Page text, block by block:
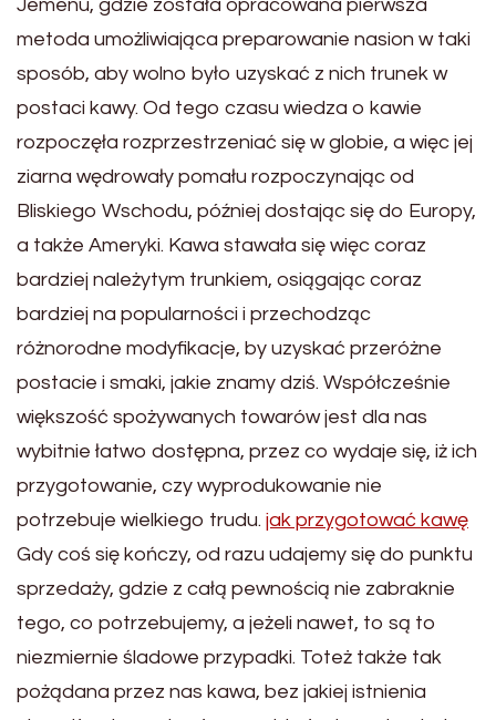
Jemenu, gdzie została opracowana pierwsza
metoda umożliwiająca preparowanie nasion w taki
sposób, aby wolno było uzyskać z nich trunek w
postaci kawy. Od tego czasu wiedza o kawie
rozpoczęła rozprzestrzeniać się w globie, a więc jej
ziarna wędrowały pomału rozpoczynając od
Bliskiego Wschodu, później dostając się do Europy,
a także Ameryki. Kawa stawała się więc coraz
bardziej należytym trunkiem, osiągając coraz
bardziej na popularności i przechodząc
różnorodne modyfikacje, by uzyskać przeróżne
postacie i smaki, jakie znamy dziś. Współcześnie
większość spożywanych towarów jest dla nas
wybitnie łatwo dostępna, przez co wydaje się, iż ich
przygotowanie, czy wyprodukowanie nie
potrzebuje wielkiego trudu. jak przygotować kawę
Gdy coś się kończy, od razu udajemy się do punktu
sprzedaży, gdzie z całą pewnością nie zabraknie
tego, co potrzebujemy, a jeżeli nawet, to są to
niezmiernie śladowe przypadki. Toteż także tak
pożądana przez nas kawa, bez jakiej istnienia